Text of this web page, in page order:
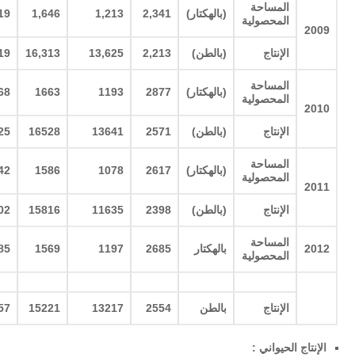
2009
المساحة
المحصولية
(بالهكتار)
2,341
1,213
1,646
الإنتاج (بالطن)
2,213
13,625
16,313
2010
المساحة
المحصولية
(بالهكتار)
2877
1193
1663
الإنتاج (بالطن)
2571
13641
16528
2011
المساحة
المحصولية
(بالهكتار)
2617
1078
1586
الإنتاج (بالطن)
2398
11635
15816
2012
المساحة
المحصولية
بالهكتار 2685
1197
1569
الإنتاج بالطن 2554
13217
15221
الإنتاج الحيواني :